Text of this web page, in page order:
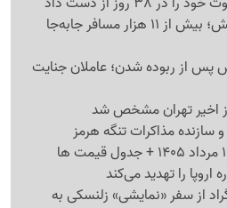
رشد 15 درصدی سفر به کیش؛ بیش از 11 هزار مسافر جابه‌جا
از ربوده شدن؛ عاملان جنایت
اخیر تهران مشخص شد
مذاکرات تنگه هرمز
اروپا را تهدید می‌کند
از سفر «نمایشی» زلنسکی به